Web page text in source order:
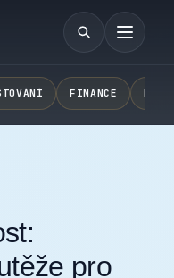
Vyhledávání
Menu
FINANCE
pro